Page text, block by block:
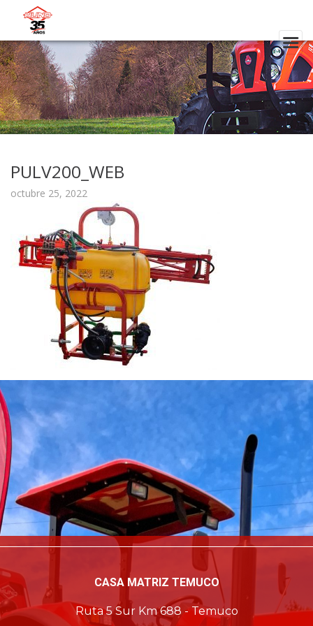
PULV200_WEB
octubre 25, 2022
CASA MATRIZ TEMUCO
Ruta 5 Sur Km 688 - Temuco